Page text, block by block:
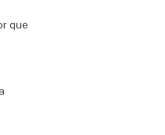
que